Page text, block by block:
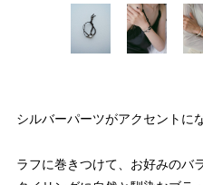
シルバーパーツがアクセントに
ラフに巻きつけて、お好みのバ